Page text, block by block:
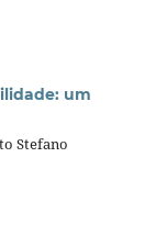
um
Stefano